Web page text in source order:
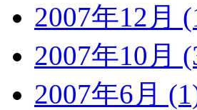
2007年12月
2007年10月
2007年6月